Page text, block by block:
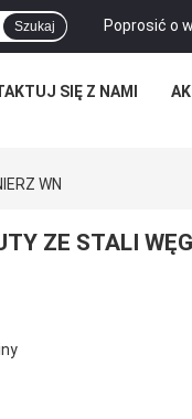
Poprosić o
Szukaj
SIĘ Z NAMI
WN
ZE STALI